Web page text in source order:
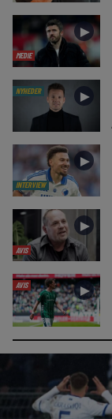
MEDIE
►
NYHEDER ►
INTERVIEW
►
AVIS
►
AVIS ►